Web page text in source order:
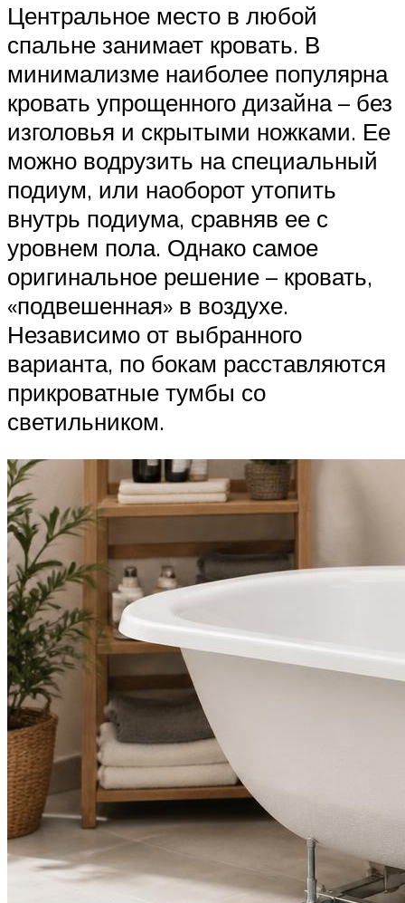
Центральное место в любой
спальне занимает кровать. В
минимализме наиболее популярна
кровать упрощенного дизайна – без
изголовья и скрытыми ножками. Ее
можно водрузить на специальный
подиум, или наоборот утопить
внутрь подиума, сравняв ее с
уровнем пола. Однако самое
оригинальное решение – кровать,
«подвешенная» в воздухе.
Независимо от выбранного
варианта, по бокам расставляются
прикроватные тумбы со
светильником.